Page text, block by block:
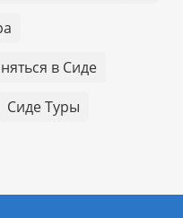
в Сиде
Сиде Туры